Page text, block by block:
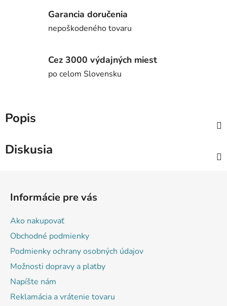
Garancia doručenia
nepoškodeného tovaru
Cez 3000 výdajných miest
po celom Slovensku
Popis
Diskusia
Informácie pre vás
Ako nakupovať
Obchodné podmienky
Podmienky ochrany osobných údajov
Možnosti dopravy a platby
Napíšte nám
Reklamácia a vrátenie tovaru